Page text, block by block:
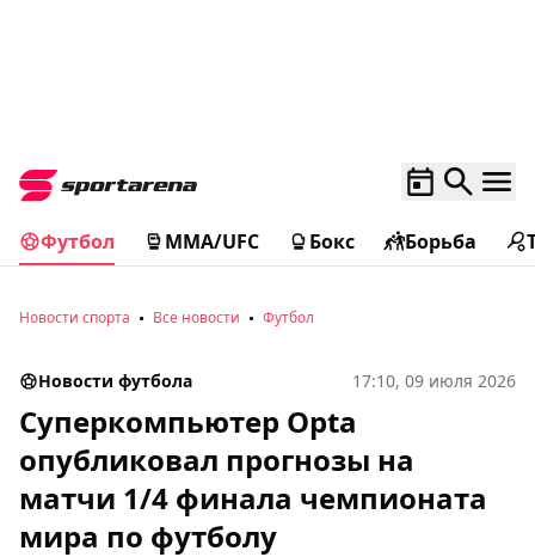
Футбол MMA/UFC Бокс Борьба
Новости спорта Все новости Футбол
Новости футбола 17:10, 09 июля 2026
Суперкомпьютер Opta
опубликовал прогнозы на
матчи 1/4 финала чемпионата
мира по футболу